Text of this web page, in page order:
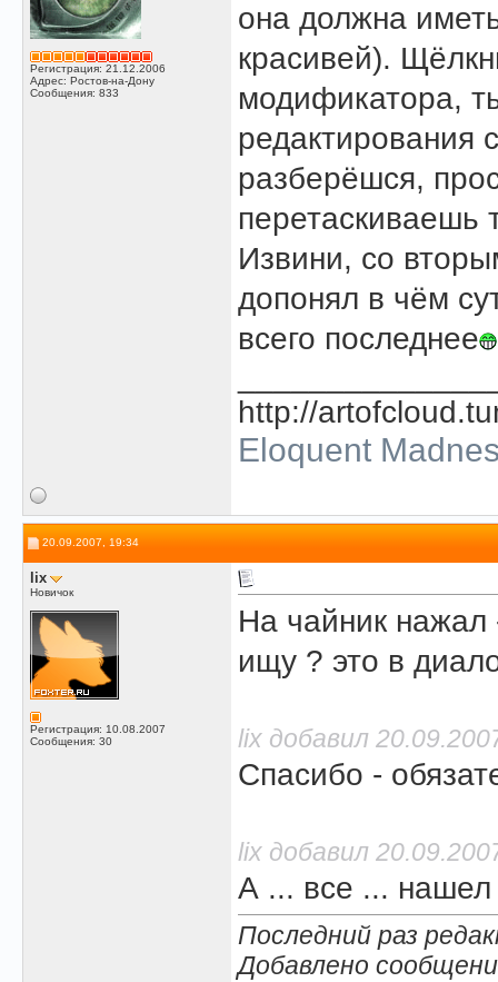
Регистрация: 21.12.2006
Адрес: Ростов-на-Дону
Сообщения: 833
она должна
красивей).
модификатора,
разберёшся,
перетаскиваешь
Извини, со
допонял в чём
всего последнее
http://
Eloquent
20.09.2007, 19:34
lix
Новичок
Регистрация: 10.08.2007
Сообщения: 30
На чайник нажал
ищу ? это в
lix добавил
Спасибо -
lix добавил
А ... все ...
Последний раз
Добавлено